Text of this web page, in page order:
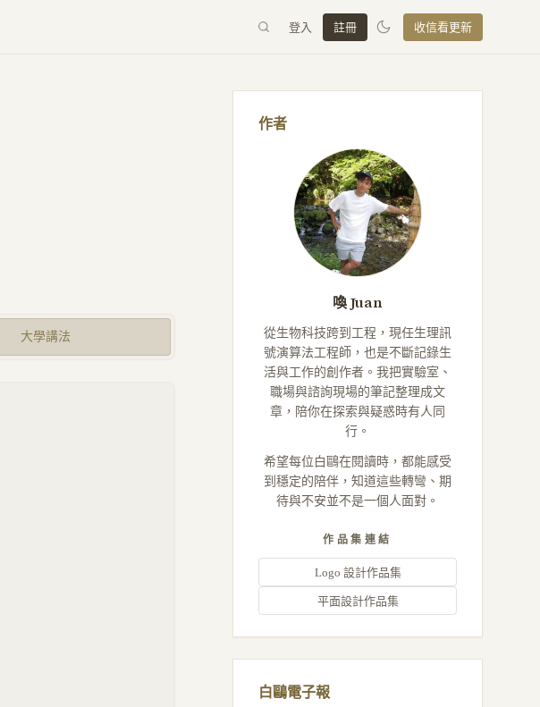
登入 註冊 收信看更新
大學講法
作者
喚 Juan
從生物科技跨到工程，現任生理訊
號演算法工程師，也是不斷記錄生
活與工作的創作者。我把實驗室、
職場與諮詢現場的筆記整理成文
章，陪你在探索與疑惑時有人同
行。
希望每位白鷗在閱讀時，都能感受
到穩定的陪伴，知道這些轉彎、期
待與不安並不是一個人面對。
作品集連結
Logo 設計作品集
平面設計作品集
白鷗電子報